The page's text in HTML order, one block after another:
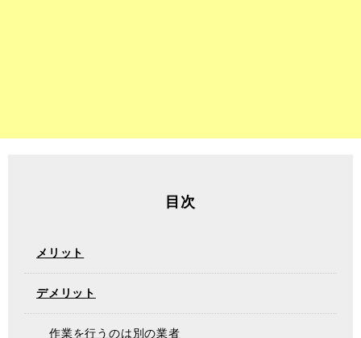
目次
メリット
デメリット
作業を行うのは別の業者